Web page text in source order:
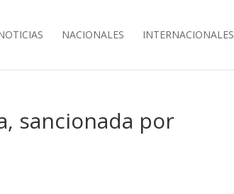
NACIONALES INTERNACIONALES
sancionada por